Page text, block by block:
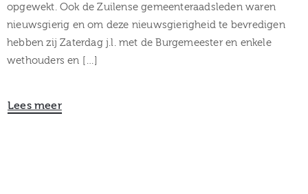
opgewekt. Ook de Zuilense gemeenteraadsleden waren
nieuwsgierig en om deze nieuwsgierigheid te bevredigen
hebben zij Zaterdag j.l. met de Burgemeester en enkele
wethouders en […]
Lees meer